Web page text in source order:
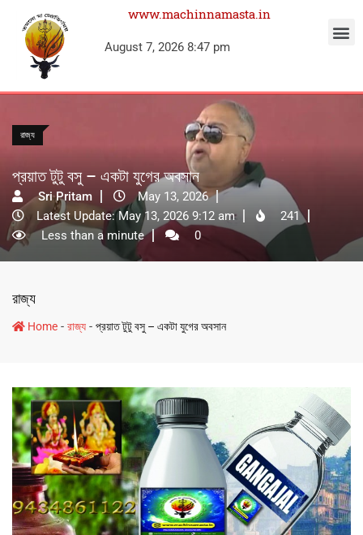
www.machinnamasta.in
August 7, 2026 8:47 pm
রাজ্য
প্রয়াত টুটু বসু – একটা যুগের অবসান
Sri Pritam
May 13, 2026
Latest Update: May 13, 2026 9:12 am
241
Less than a minute
0
রাজ্য
Home - রাজ্য - প্রয়াত টুটু বসু – একটা যুগের অবসান